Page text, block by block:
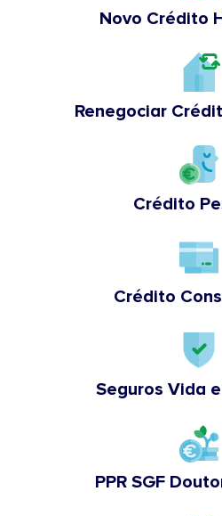
Novo Crédito
Renegociar
Crédito
Crédito
Seguros Vida
PPR SGF